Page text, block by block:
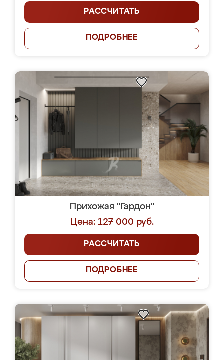
РАССЧИТАТЬ
ПОДРОБНЕЕ
Прихожая "Гардон"
Цена: 127 000 руб.
РАССЧИТАТЬ
ПОДРОБНЕЕ